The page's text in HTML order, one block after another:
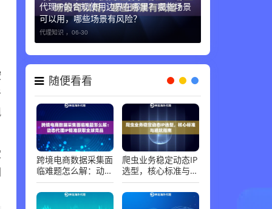
代理IP的合规使用边界在哪里？哪些场景
可以用，哪些场景有风险？
代理知识 ， 06-30
随便看看
跨境电商数据采集面
临难题怎么解：动态
代理IP精准获取全球
竞品
爬虫业务稳定动态IP
选型，核心标准与避
坑指南